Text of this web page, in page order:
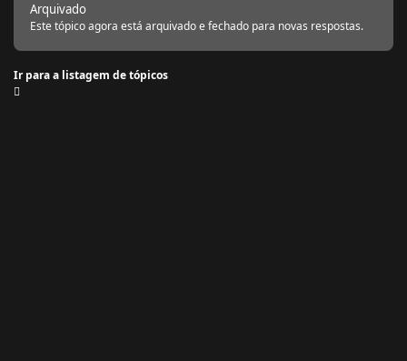
Arquivado
Este tópico agora está arquivado e fechado para novas respostas.
Ir para a listagem de tópicos